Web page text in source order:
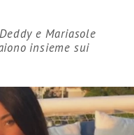
e Mariasole
insieme sui